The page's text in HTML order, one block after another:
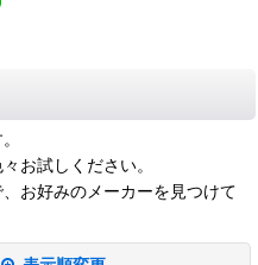
お試しください。
お好みのメーカーを見つけて